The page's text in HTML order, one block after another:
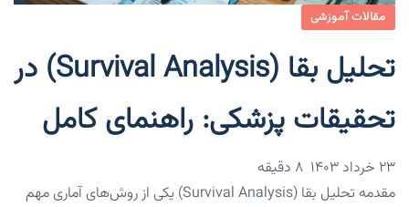
مقالات آموزشی
تحلیل بقا (Survival Analysis) در
تحقیقات پزشکی: راهنمای کامل
۲۳ خرداد ۱۴۰۳
مقدمه تحلیل بقا (Survival Analysis) یکی از روش‌های آماری مهم